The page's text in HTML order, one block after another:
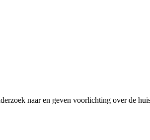
naar en geven voorlichting over de